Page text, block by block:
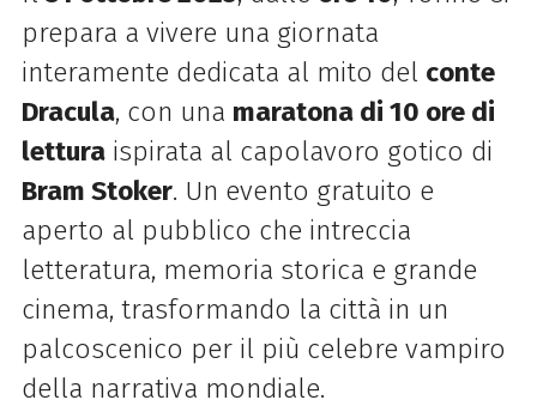
prepara a vivere una giornata
interamente dedicata al mito del conte
Dracula, con una maratona di 10 ore di
letturaispirata al capolavoro gotico di
Bram Stoker. Un evento gratuito e
aperto al pubblico che intreccia
letteratura, memoria storica e grande
cinema, trasformando la città in un
palcoscenico per il più celebre vampiro
della narrativa mondiale.